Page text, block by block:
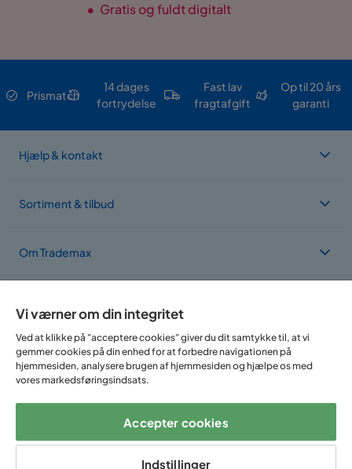
• Gratis og fuldt digitalt
Prismatch
14 dages
fortrydelse
Fast lav
fragtafgift
Op til 20 års
garanti
Hjælp & kontakt
Sortiment & tilbud
Om Trademax
Vi findes i flere forskellige lande
Følg os på:
Vi værner om din integritet
Ved at klikke på "acceptere cookies" giver du dit samtykke til, at vi
gemmer cookies på din enhed for at forbedre navigationen på
hjemmesiden, analysere brugen af hjemmesiden og hjælpe os med
vores markedsføringsindsats.
Accepter cookies
Indstillinger